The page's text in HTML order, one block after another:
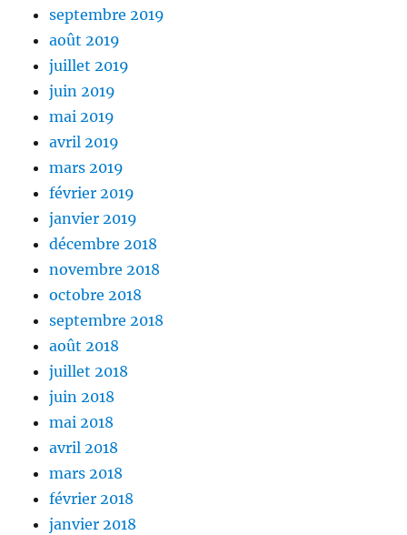
septembre 2019
août 2019
juillet 2019
juin 2019
mai 2019
avril 2019
mars 2019
février 2019
janvier 2019
décembre 2018
novembre 2018
octobre 2018
septembre 2018
août 2018
juillet 2018
juin 2018
mai 2018
avril 2018
mars 2018
février 2018
janvier 2018